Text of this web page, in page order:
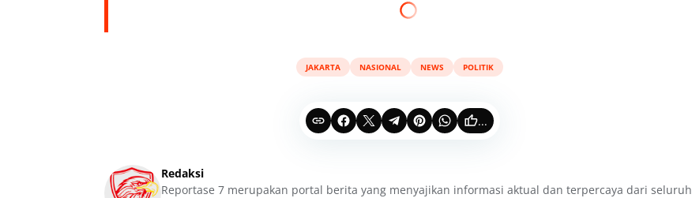
JAKARTA NASIONAL NEWS POLITIK
...
Redaksi
Reportase 7 merupakan portal berita yang menyajikan informasi aktual dan terpercaya dari seluruh